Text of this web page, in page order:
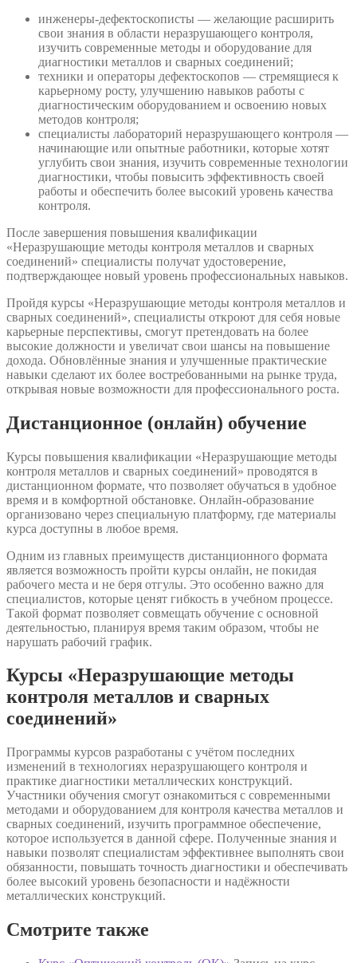
инженеры-дефектоскописты — желающие расширить
свои знания в области неразрушающего контроля,
изучить современные методы и оборудование для
диагностики металлов и сварных соединений;
техники и операторы дефектоскопов — стремящиеся к
карьерному росту, улучшению навыков работы с
диагностическим оборудованием и освоению новых
методов контроля;
специалисты лабораторий неразрушающего контроля —
начинающие или опытные работники, которые хотят
углубить свои знания, изучить современные технологии
диагностики, чтобы повысить эффективность своей
работы и обеспечить более высокий уровень качества
контроля.
После завершения повышения квалификации
«Неразрушающие методы контроля металлов и сварных
соединений» специалисты получат удостоверение,
подтверждающее новый уровень профессиональных навыков.
Пройдя курсы «Неразрушающие методы контроля металлов и
сварных соединений», специалисты откроют для себя новые
карьерные перспективы, смогут претендовать на более
высокие должности и увеличат свои шансы на повышение
дохода. Обновлённые знания и улучшенные практические
навыки сделают их более востребованными на рынке труда,
открывая новые возможности для профессионального роста.
Дистанционное (онлайн) обучение
Курсы повышения квалификации «Неразрушающие методы
контроля металлов и сварных соединений» проводятся в
дистанционном формате, что позволяет обучаться в удобное
время и в комфортной обстановке. Онлайн-образование
организовано через специальную платформу, где материалы
курса доступны в любое время.
Одним из главных преимуществ дистанционного формата
является возможность пройти курсы онлайн, не покидая
рабочего места и не беря отгулы. Это особенно важно для
специалистов, которые ценят гибкость в учебном процессе.
Такой формат позволяет совмещать обучение с основной
деятельностью, планируя время таким образом, чтобы не
нарушать рабочий график.
Курсы «Неразрушающие методы
контроля металлов и сварных
соединений»
Программы курсов разработаны с учётом последних
изменений в технологиях неразрушающего контроля и
практике диагностики металлических конструкций.
Участники обучения смогут ознакомиться с современными
методами и оборудованием для контроля качества металлов и
сварных соединений, изучить программное обеспечение,
которое используется в данной сфере. Полученные знания и
навыки позволят специалистам эффективнее выполнять свои
обязанности, повышать точность диагностики и обеспечивать
более высокий уровень безопасности и надёжности
металлических конструкций.
Смотрите также